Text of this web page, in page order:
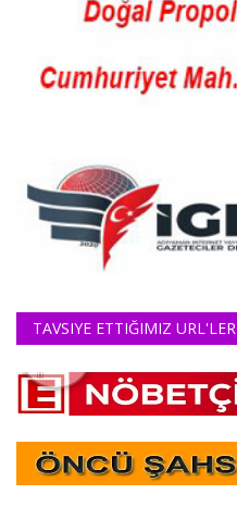
TAVSIYE ETTIĞIMIZ URL'LER